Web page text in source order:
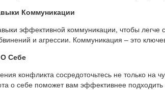
Коммуникации
эффективной коммуникации, чтобы
и агрессии. Коммуникация – это
Себе
конфликта сосредоточьтесь не только на
о себе поможет вам эффективнее подходить